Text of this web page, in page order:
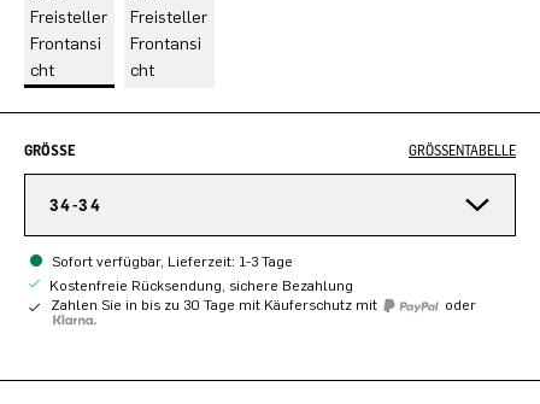
GRÖSSE GRÖSSENTABELLE
34-34
Sofort verfügbar, Lieferzeit: 1-3 Tage
Kostenfreie Rücksendung, sichere Bezahlung
Zahlen Sie in bis zu 30 Tage mit Käuferschutz mit
oder